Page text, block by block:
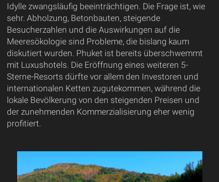
Idylle zwangsläufig beeinträchtigen. Die Frage ist, wie
sehr. Abholzung, Betonbauten, steigende
Besucherzahlen und die Auswirkungen auf die
Meeresökologie sind Probleme, die bislang kaum
diskutiert wurden. Phuket ist bereits überschwemmt
mit Luxushotels. Die Eröffnung eines weiteren 5-
Sterne-Resorts dürfte vor allem den Investoren und
internationalen Ketten zugutekommen, während die
lokale Bevölkerung von den steigenden Preisen und
der zunehmenden Kommerzialisierung eher wenig
profitiert.